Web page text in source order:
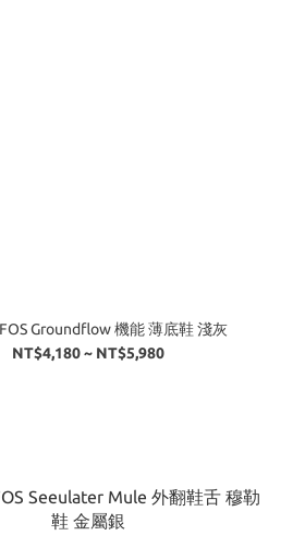
Groundflow 機能 薄底鞋 淺灰
NT$4,180 ~ NT$5,980